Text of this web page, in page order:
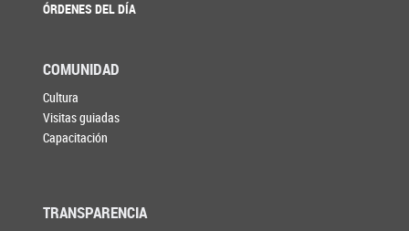
ÓRDENES DEL DÍA
COMUNIDAD
Cultura
Visitas guiadas
Capacitación
TRANSPARENCIA